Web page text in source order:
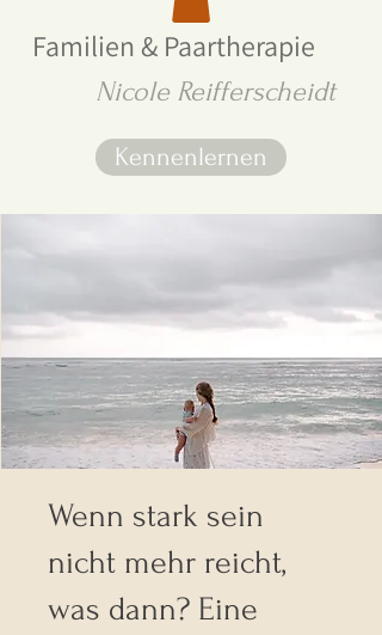
Familien & Paartherapie
Nicole Reifferscheidt
Kennenlernen
Wenn stark sein
nicht mehr reicht,
was dann? Eine